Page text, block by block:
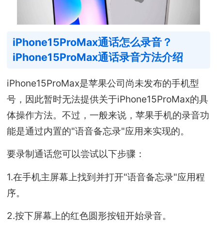
iPhone15ProMax通话怎么录音？
iPhone15ProMax通话录音方法介绍
iPhone15ProMax是苹果公司尚未发布的手机型
号，因此暂时无法提供关于iPhone15ProMax的具
体操作方法。不过，一般来说，苹果手机的录音功
能是通过内置的"语音备忘录"应用来实现的。
要录制通话您可以尝试以下步骤：
1.在手机主屏幕上找到并打开"语音备忘录"应用程
序。
2.按下屏幕上的红色圆形按钮开始录音。